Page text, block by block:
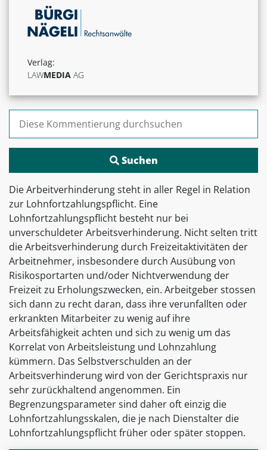
Verlag:
LAWMEDIA AG
Suchen nach:
Die Arbeitverhinderung steht in aller Regel in Relation
zur Lohnfortzahlungspflicht. Eine
Lohnfortzahlungspflicht besteht nur bei
unverschuldeter Arbeitsverhinderung. Nicht selten tritt
die Arbeitsverhinderung durch Freizeitaktivitäten der
Arbeitnehmer, insbesondere durch Ausübung von
Risikosportarten und/oder Nichtverwendung der
Freizeit zu Erholungszwecken, ein. Arbeitgeber stossen
sich dann zu recht daran, dass ihre verunfallten oder
erkrankten Mitarbeiter zu wenig auf ihre
Arbeitsfähigkeit achten und sich zu wenig um das
Korrelat von Arbeitsleistung und Lohnzahlung
kümmern. Das Selbstverschulden an der
Arbeitsverhinderung wird von der Gerichtspraxis nur
sehr zurückhaltend angenommen. Ein
Begrenzungsparameter sind daher oft einzig die
Lohnfortzahlungsskalen, die je nach Dienstalter die
Lohnfortzahlungspflicht früher oder später stoppen.